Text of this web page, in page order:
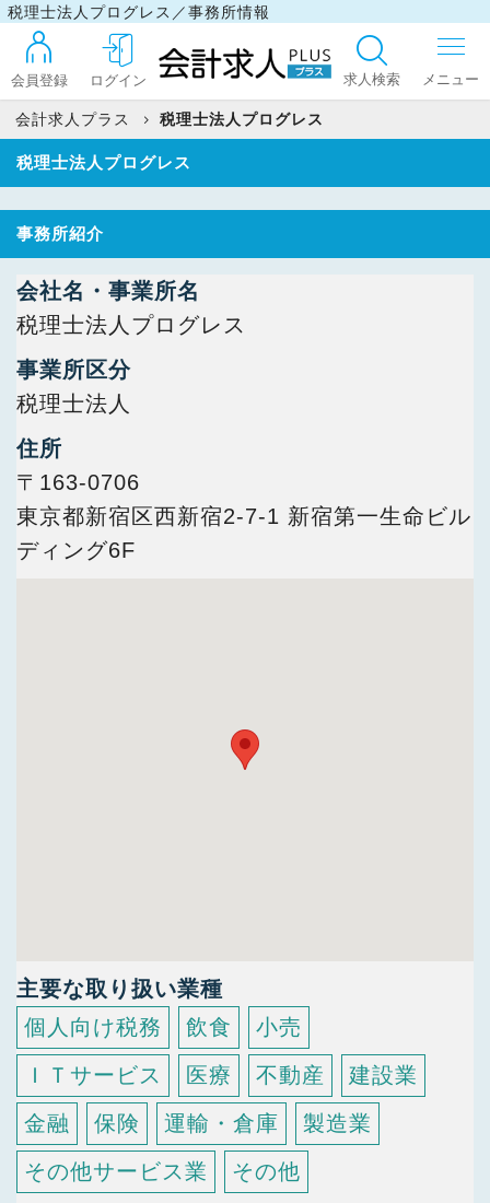
税理士法人プログレス／事務所情報
会員登録 ログイン 求人検索
最近見た求人
マイリスト
今すぐ会員登録
会計求人プラス 税理士法人プログレス
税理士法人プログレス
事務所紹介
会社名・事業所名
税理士法人プログレス
事業所区分
税理士法人
住所
〒163-0706
東京都新宿区西新宿2-7-1 新宿第一生命ビル
ディング6F
主要な取り扱い業種
個人向け税務
飲食
小売
ＩＴサービス
医療 不動産
建設業
金融
保険 運輸・倉庫
製造業
その他サービス業
その他